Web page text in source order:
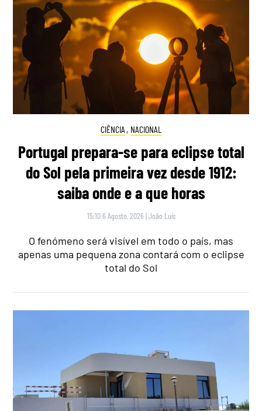
CIÊNCIA , NACIONAL
Portugal prepara-se para eclipse total
do Sol pela primeira vez desde 1912:
saiba onde e a que horas
15:10 6 Agosto, 2026 |João Luís
O fenómeno será visível em todo o país, mas
apenas uma pequena zona contará com o eclipse
total do Sol